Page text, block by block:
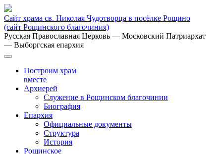
Сайт храма св. Николая Чудотворца в посёлке Рощино
(сайт Рощинского благочиния)
Русская Православная Церковь — Московский Патриархат
— Выборгская епархия
Построим храм
вместе
Архиерей
Служение в Рощинском благочинии
Биография
Епархия
Официальные документы
Структура
История
Рощинское